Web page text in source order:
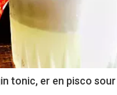
tonic, er en pisco